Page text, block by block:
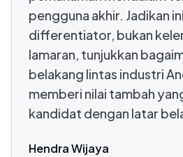
pengguna akhir. Jadikan
differentiator, bukan
lamaran, tunjukkan
belakang lintas industri
memberi nilai tambah
kandidat dengan latar
Hendra Wijaya